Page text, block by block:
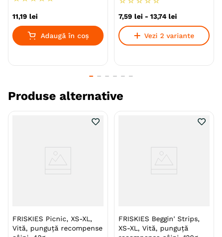
Conținut scăzut de grăsimi
Produs fără coloranți
Fără zaharuri adăugate*
Produs cu ingrediente selecționate de calitate
într-o varietate de forme și arome pentru a aduce și
Mica (S)
Mare (L)
Aroma Pui
11,19 lei
Adaugă în coș
7,59 lei - 13,74 lei
Vezi 2 variante
Produse alternative
FRISKIES Picnic, XS-XL,
Vită, punguță recompense
FRISKIES Beggin' Strips,
XS-XL, Vită, punguță